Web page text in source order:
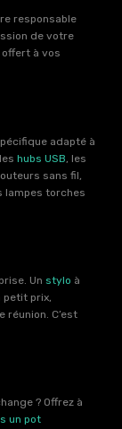
responsable
de votre
à vos
adapté à
, les hubs USB , les
sans fil,
lampes torches
Un stylo à
petit prix,
réunion. C’est
? Offrez à
un pot